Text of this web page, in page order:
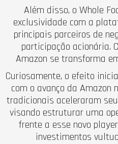
Além disso, o Whole
exclusividade com a
principais parceiros de
participação acionária.
Amazon se transforma
Curiosamente, o efeito
com o avanço da
tradicionais aceleraram
visando estruturar uma
frente a esse novo
investimentos